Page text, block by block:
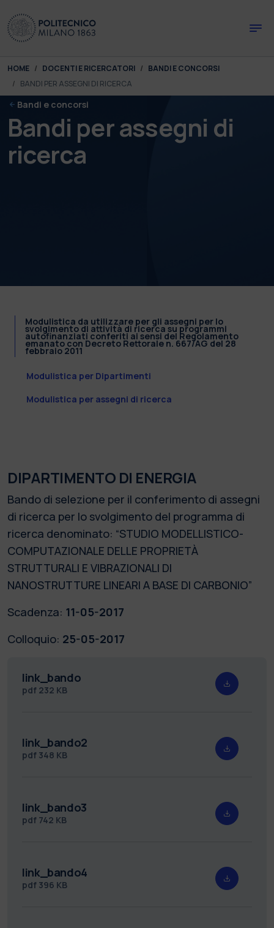
You are here:
HOME DOCENTI E RICERCATORI
BANDI E CONCORSI
BANDI PER ASSEGNI DI RICERCA
Bandi e concorsi
Bandi per assegni di
ricerca
Modulistica da utilizzare per gli assegni per lo
svolgimento di attività di ricerca su programmi
autofinanziati conferiti ai sensi del Regolamento
emanato con Decreto Rettorale n. 667/AG del 28
febbraio 2011
Modulistica per Dipartimenti
Modulistica per assegni di ricerca
DIPARTIMENTO DI ENERGIA
Bando di selezione per il conferimento di assegni
di ricerca per lo svolgimento del programma di
ricerca denominato: “STUDIO MODELLISTICO-
COMPUTAZIONALE DELLE PROPRIETÀ
STRUTTURALI E VIBRAZIONALI DI
NANOSTRUTTURE LINEARI A BASE DI CARBONIO”
Scadenza: 11-05-2017
Colloquio: 25-05-2017
link_bando
pdf 232 KB
link_bando2
pdf 348 KB
link_bando3
pdf 742 KB
link_bando4
pdf 396 KB